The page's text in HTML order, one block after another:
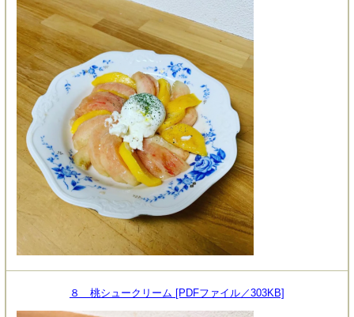
８ 桃シュークリーム [PDFファイル／303KB]